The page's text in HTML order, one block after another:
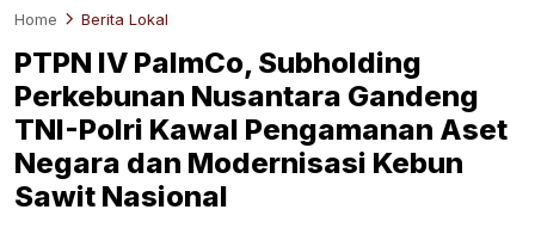
Home Berita Lokal
PTPN IV PalmCo, Subholding
Perkebunan Nusantara Gandeng
TNI-Polri Kawal Pengamanan Aset
Negara dan Modernisasi Kebun
Sawit Nasional